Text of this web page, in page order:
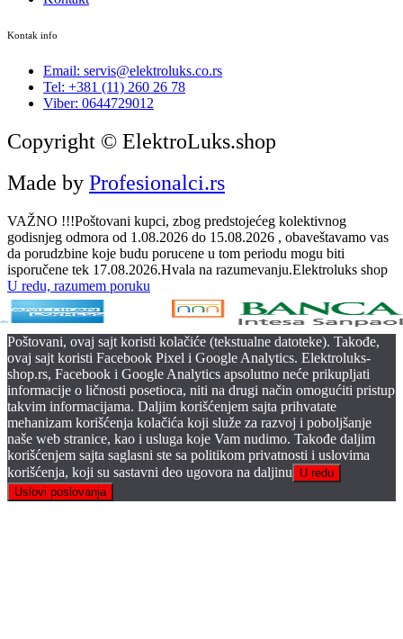
Kontak info
Email: servis@elektroluks.co.rs
Tel: +381 (11) 260 26 78
Viber: 0644729012
Copyright © ElektroLuks.shop
Made by Profesionalci.rs
VAŽNO !!!Poštovani kupci, zbog predstojećeg kolektivnog
godisnjeg odmora od 1.08.2026 do 15.08.2026 , obaveštavamo vas
da porudzbine koje budu porucene u tom periodu mogu biti
isporučene tek 17.08.2026.Hvala na razumevanju.Elektroluks shop
U redu, razumem poruku
Poštovani, ovaj sajt koristi kolačiće (tekstualne datoteke). Takođe,
ovaj sajt koristi Facebook Pixel i Google Analytics. Elektroluks-
shop.rs, Facebook i Google Analytics apsolutno neće prikupljati
informacije o ličnosti posetioca, niti na drugi način omogućiti pristup
takvim informacijama. Daljim korišćenjem sajta prihvatate
mehanizam korišćenja kolačića koji služe za razvoj i poboljšanje
naše web stranice, kao i usluga koje Vam nudimo. Takođe daljim
korišćenjem sajta saglasni ste sa politikom privatnosti i uslovima
korišćenja, koji su sastavni deo ugovora na daljinu
U redu
Uslovi poslovanja